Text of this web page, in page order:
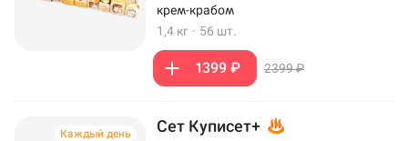
крем-крабом
1,4 кг · 56 шт.
1399 ₽ 2399 ₽
Каждый день Сет Куписет+